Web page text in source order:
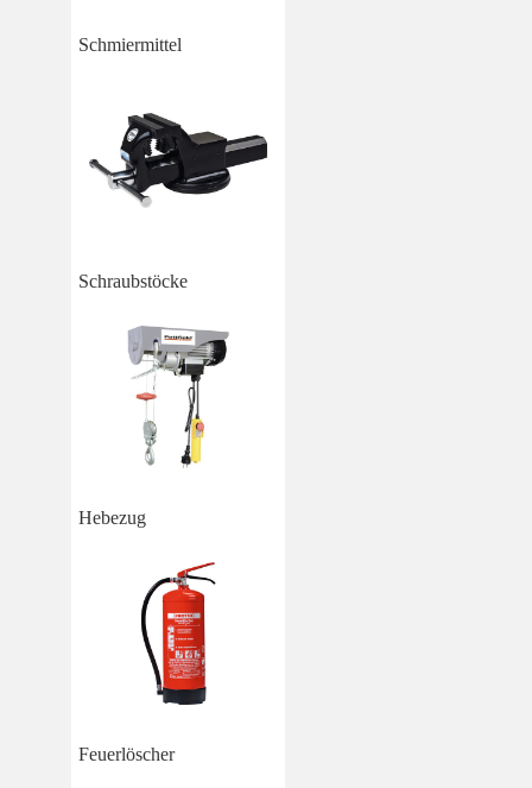
Schmiermittel
Schraubstöcke
Hebezug
Feuerlöscher